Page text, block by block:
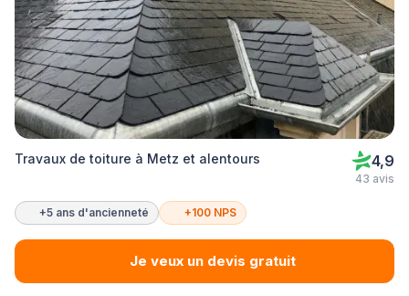
Travaux de toiture à Metz et alentours 4,9
43 avis
+5 ans d'ancienneté +100 NPS
Je veux un devis gratuit